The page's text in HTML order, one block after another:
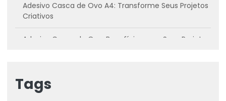
Adesivo Casca de Ovo A4: Transforme Seus Projetos
Criativos
Adesivo Casca de Ovo: Benefícios para Seus Projetos
como utilizar
Tags